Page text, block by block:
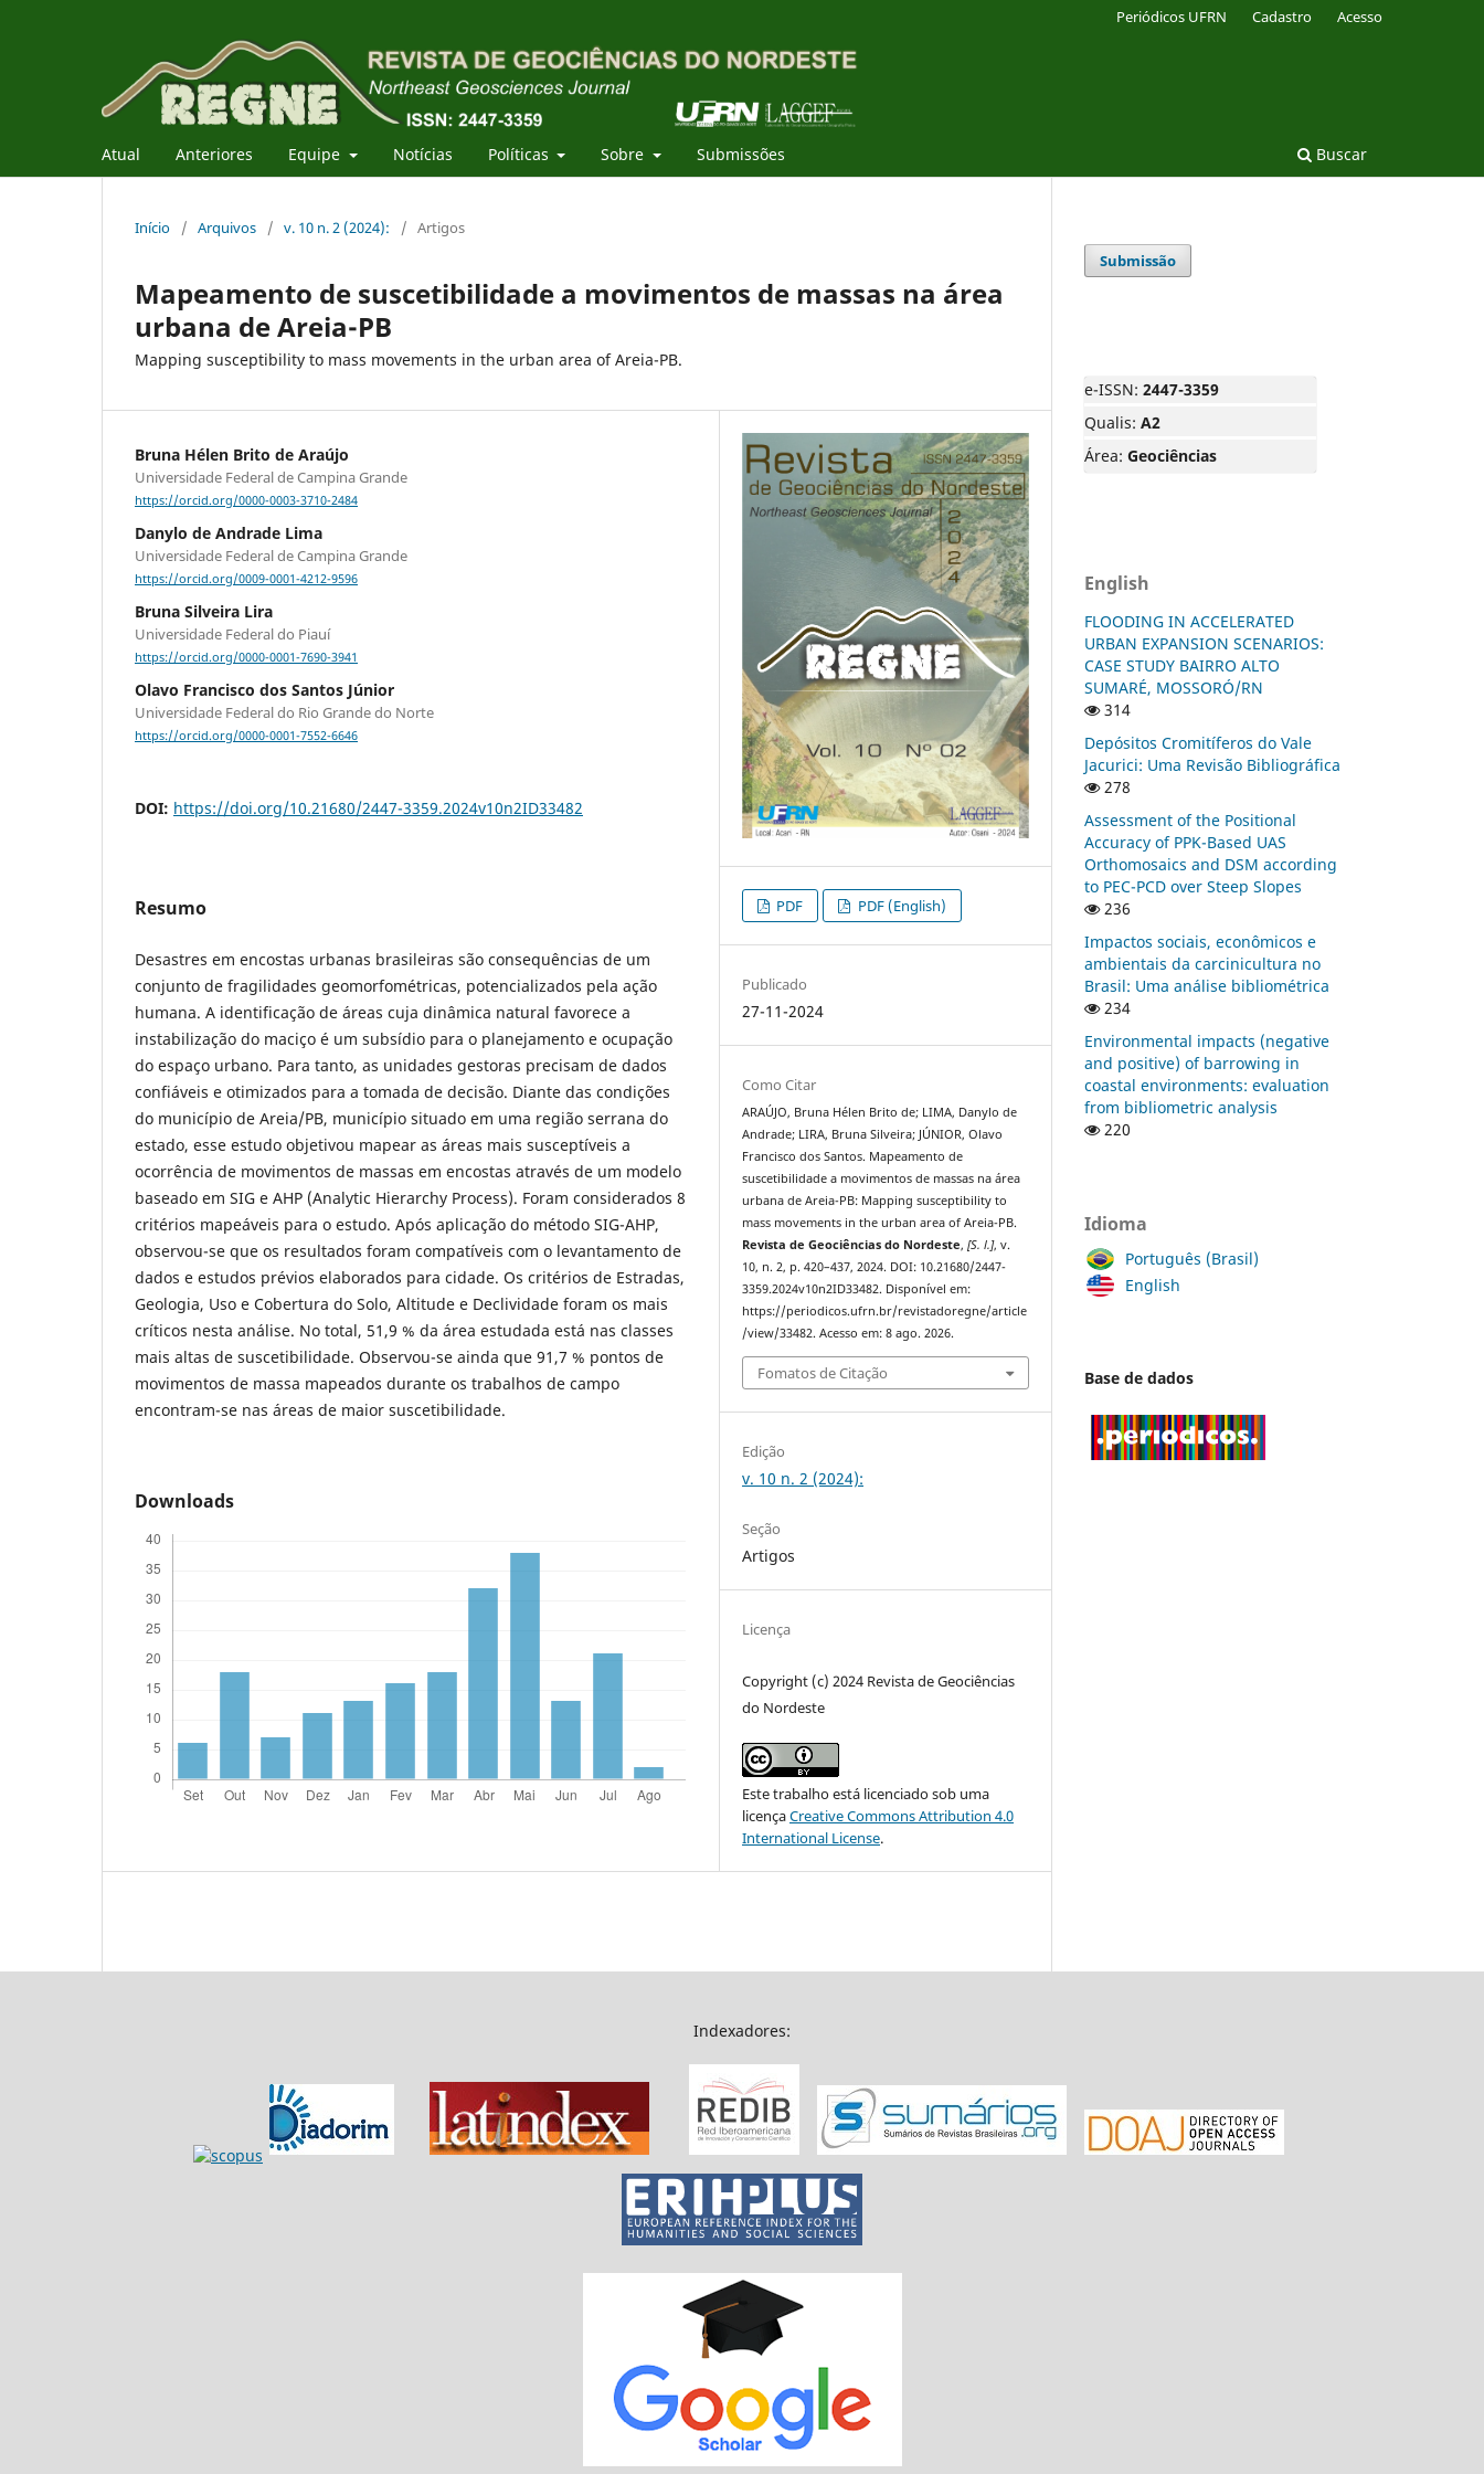
Atual Anteriores Equipe Notícias Políticas Sobre Submissões Buscar
Periódicos UFRN Cadastro Acesso
Início / Arquivos / v. 10 n. 2 (2024): / Artigos
Mapeamento de suscetibilidade a movimentos de massas na área
urbana de Areia-PB
Mapping susceptibility to mass movements in the urban area of Areia-PB.
Bruna Hélen Brito de Araújo
Universidade Federal de Campina Grande
https://orcid.org/0000-0003-3710-2484
Danylo de Andrade Lima
Universidade Federal de Campina Grande
https://orcid.org/0009-0001-4212-9596
Bruna Silveira Lira
Universidade Federal do Piauí
https://orcid.org/0000-0001-7690-3941
Olavo Francisco dos Santos Júnior
Universidade Federal do Rio Grande do Norte
https://orcid.org/0000-0001-7552-6646
DOI: https://doi.org/10.21680/2447-3359.2024v10n2ID33482
Resumo
Desastres em encostas urbanas brasileiras são consequências de um
conjunto de fragilidades geomorfométricas, potencializados pela ação
humana. A identificação de áreas cuja dinâmica natural favorece a
instabilização do maciço é um subsídio para o planejamento e ocupação
do espaço urbano. Para tanto, as unidades gestoras precisam de dados
confiáveis e otimizados para a tomada de decisão. Diante das condições
do município de Areia/PB, município situado em uma região serrana do
estado, esse estudo objetivou mapear as áreas mais susceptíveis a
ocorrência de movimentos de massas em encostas através de um modelo
baseado em SIG e AHP (Analytic Hierarchy Process). Foram considerados 8
critérios mapeáveis para o estudo. Após aplicação do método SIG-AHP,
observou-se que os resultados foram compatíveis com o levantamento de
dados e estudos prévios elaborados para cidade. Os critérios de Estradas,
Geologia, Uso e Cobertura do Solo, Altitude e Declividade foram os mais
críticos nesta análise. No total, 51,9 % da área estudada está nas classes
mais altas de suscetibilidade. Observou-se ainda que 91,7 % pontos de
movimentos de massa mapeados durante os trabalhos de campo
encontram-se nas áreas de maior suscetibilidade.
Downloads
PDF PDF (English)
Publicado
27-11-2024
Como Citar
ARAÚJO, Bruna Hélen Brito de; LIMA, Danylo de
Andrade; LIRA, Bruna Silveira; JÚNIOR, Olavo
Francisco dos Santos. Mapeamento de
suscetibilidade a movimentos de massas na área
urbana de Areia-PB: Mapping susceptibility to
mass movements in the urban area of Areia-PB.
Revista de Geociências do Nordeste,[S. l.], v.
10, n. 2, p. 420–437, 2024. DOI: 10.21680/2447-
3359.2024v10n2ID33482. Disponível em:
https://periodicos.ufrn.br/revistadoregne/article
/view/33482. Acesso em: 8 ago. 2026.
Fomatos de Citação
Edição
v. 10 n. 2 (2024):
Seção
Artigos
Licença
Copyright (c) 2024 Revista de Geociências
do Nordeste
Este trabalho está licenciado sob uma
licençaCreative Commons Attribution 4.0
International License.
Submissão
e-ISSN: 2447-3359
Qualis: A2
Área: Geociências
English
FLOODING IN ACCELERATED
URBAN EXPANSION SCENARIOS:
CASE STUDY BAIRRO ALTO
SUMARÉ, MOSSORÓ/RN
314
Depósitos Cromitíferos do Vale
Jacurici: Uma Revisão Bibliográfica
278
Assessment of the Positional
Accuracy of PPK-Based UAS
Orthomosaics and DSM according
to PEC-PCD over Steep Slopes
236
Impactos sociais, econômicos e
ambientais da carcinicultura no
Brasil: Uma análise bibliométrica
234
Environmental impacts (negative
and positive) of barrowing in
coastal environments: evaluation
from bibliometric analysis
220
Idioma
Português (Brasil)
English
Base de dados
Indexadores: